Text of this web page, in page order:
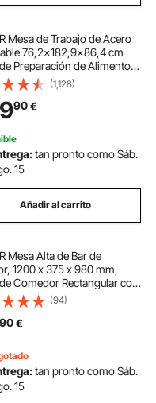
Mesa de Trabajo de Acero
76,2x182,9x86,4 cm
Preparación de Alimentos
417 kg 3 Niveles de Altura
Unidad de
de Alimentos para
Restaurante
(1,128)
90€
tan pronto como Sáb.
15
Añadir al carrito
Mesa Alta de Bar de
1200 x 375 x 980 mm,
Comedor Rectangular con
Impermeable y Estructura
Resistente, Mueble de
Patio, Terraza, Piscina,
(94)
90€
tan pronto como Sáb.
15